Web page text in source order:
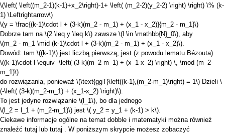
\(\left( \left((m_2-1)(k-1)+x_2\right)-1+ \left( (m_2-2)(y_2-2) \right) \right) \% (k-
1) \Leftrightarrow\)
\(y = \frac{(k-1)\cdot l + (3-k)(m_2 - m_1) + (x_1 - x_2)}{m_2 - m_1}\)
Dobrze tam na \(2 \leq y \leq k\) zawsze \(l \in \mathbb{N}_0\) , aby
\(m_2 - m_1 \mid (k-1)\cdot l + (3-k)(m_2 - m_1) + (x_1 - x_2)\)
Dowód: tam \((k-1)\) jest liczbą pierwszą, jest (z powodu lematu Bézouta)
\((k-1)\cdot l \equiv -\left( (3-k)(m_2-m_1) + (x_1-x_2) \right) \, \mod (m_2-
m_1)\)
do rozwiązania, ponieważ \(\text{ggT}\left((k-1),(m_2-m_1)\right) = 1\) Dzieli \
(-\left( (3-k)(m_2-m_1) + (x_1-x_2) \right)\)
To jest jedyne rozwiązanie \(l_1\) , bo dla jednego
\(l_2 = l_1 + (m_2-m_1)\) jest \( y_2 = y_1 + (k-1) > k\)
Ciekawe informacje ogólne na temat dobble i matematyki można również
znaleźć tutaj lub tutaj . W poniższym skrypcie możesz zobaczyć